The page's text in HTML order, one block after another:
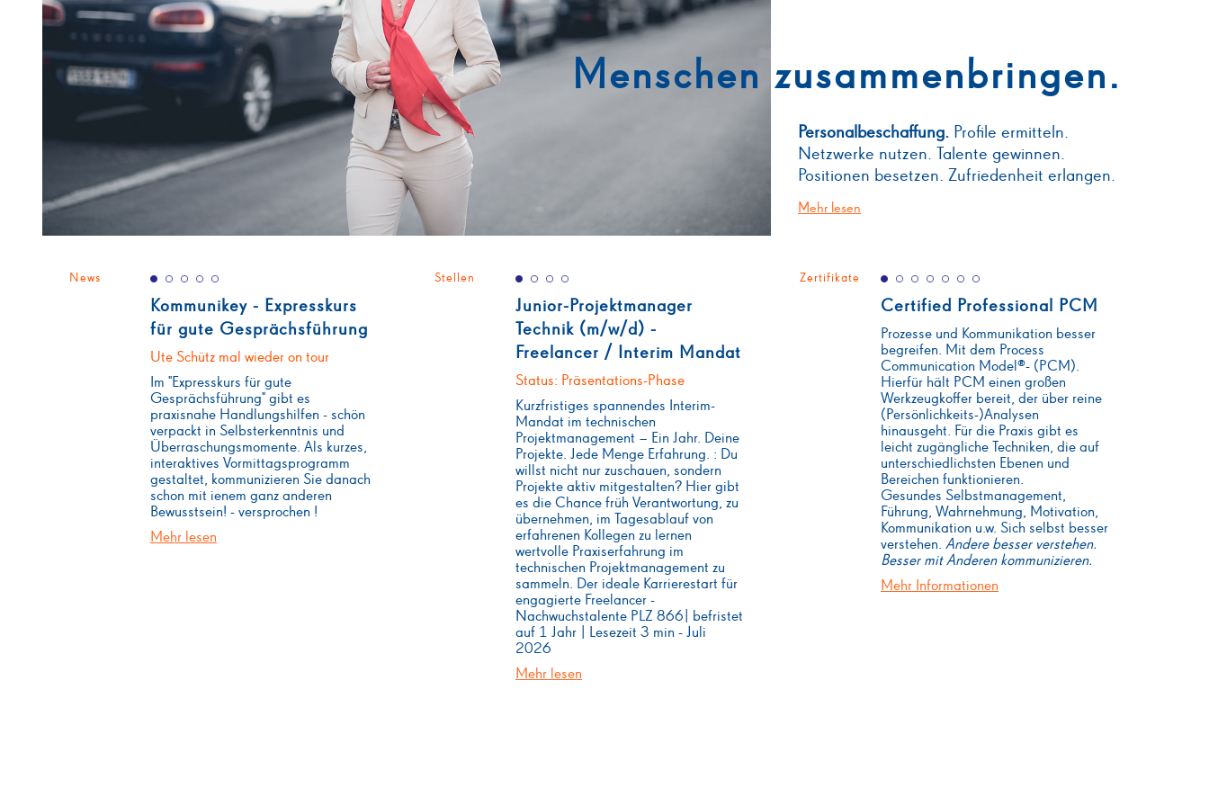
Menschen zusammenbringen.
Personalbeschaffung. Profile ermitteln.
Netzwerke nutzen. Talente gewinnen.
Positionen besetzen. Zufriedenheit erlangen.
Mehr lesen
News
Kommunikey - Expresskurs
für gute Gesprächsführung
Ute Schütz mal wieder on tour
Im "Expresskurs für gute
Gesprächsführung" gibt es
praxisnahe Handlungshilfen - schön
verpackt in Selbsterkenntnis und
Überraschungsmomente. Als kurzes,
interaktives Vormittagsprogramm
gestaltet, kommunizieren Sie danach
schon mit ienem ganz anderen
Bewusstsein! - versprochen !
Mehr lesen
Stellen
Junior-Projektmanager
Technik (m/w/d) -
Freelancer / Interim Mandat
Status: Präsentations-Phase
Kurzfristiges spannendes Interim-
Mandat im technischen
Projektmanagement – Ein Jahr. Deine
Projekte. Jede Menge Erfahrung. : Du
willst nicht nur zuschauen, sondern
Projekte aktiv mitgestalten? Hier gibt
es die Chance früh Verantwortung, zu
übernehmen, im Tagesablauf von
erfahrenen Kollegen zu lernen
wertvolle Praxiserfahrung im
technischen Projektmanagement zu
sammeln. Der ideale Karrierestart für
engagierte Freelancer -
Nachwuchstalente PLZ 866| befristet
auf 1 Jahr | Lesezeit 3 min - Juli
2026
Mehr lesen
Zertifikate
Certified Professional PCM
Prozesse und Kommunikation besser
begreifen. Mit dem Process
Communication Model®- (PCM).
Hierfür hält PCM einen großen
Werkzeugkoffer bereit, der über reine
(Persönlichkeits-)Analysen
hinausgeht. Für die Praxis gibt es
leicht zugängliche Techniken, die auf
unterschiedlichsten Ebenen und
Bereichen funktionieren.
Gesundes Selbstmanagement,
Führung, Wahrnehmung, Motivation,
Kommunikation u.w. Sich selbst besser
verstehen. Andere besser verstehen.
Besser mit Anderen kommunizieren.
Mehr Informationen